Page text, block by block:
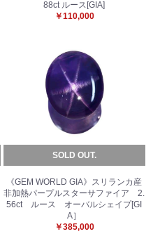
88ct ルース[GIA]
￥110,000
SOLD OUT.
《GEM WORLD GIA》スリランカ産
非加熱パープルスターサファイア 2.
56ct ルース オーバルシェイプ[GI
A］
￥385,000